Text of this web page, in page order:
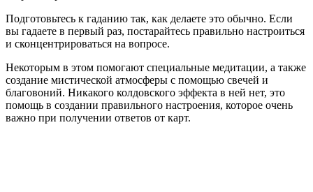
Подготовьтесь к гаданию так, как делаете это обычно. Если
вы гадаете в первый раз, постарайтесь правильно настроиться
и сконцентрироваться на вопросе.
Некоторым в этом помогают специальные медитации, а также
создание мистической атмосферы с помощью свечей и
благовоний. Никакого колдовского эффекта в ней нет, это
помощь в создании правильного настроения, которое очень
важно при получении ответов от карт.